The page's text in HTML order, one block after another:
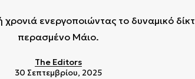
ενεργοποιώντας το δυναμικό
περασμένο Μάιο.
The Editors
30 Σεπτεμβρίου, 2025